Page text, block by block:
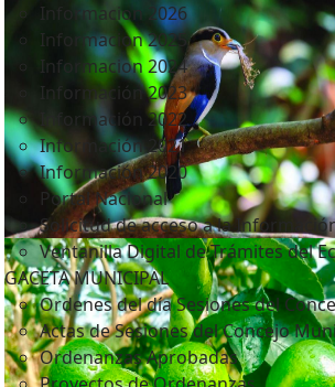
Informacion 2026
Informacion 2025
Informacion 2024
Información 2023
Información 2022
Información 2021
Información 2020
Portal Nacional
Solicitud de acceso a la
Ventanilla Digital de Trámites del
GACETA MUNICIPAL
Ordenes del día Sesiones del
Actas de Sesiones del Concejo
Ordenanzas Aprobadas